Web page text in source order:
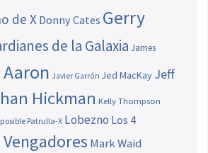
de X Donny Cates Gerry
de la Galaxia James
Javier Garrón Jed MacKay Jeff
Hickman Kelly Thompson
Patrulla-X Lobezno Los 4
Vengadores Mark Waid